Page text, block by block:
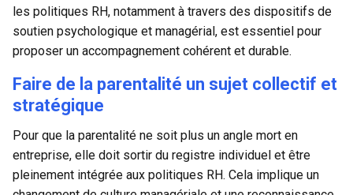
les politiques RH, notamment à travers des dispositifs de
soutien psychologique et managérial, est essentiel pour
proposer un accompagnement cohérent et durable.
Faire de la parentalité un sujet collectif et
stratégique
Pour que la parentalité ne soit plus un angle mort en
entreprise, elle doit sortir du registre individuel et être
pleinement intégrée aux politiques RH. Cela implique un